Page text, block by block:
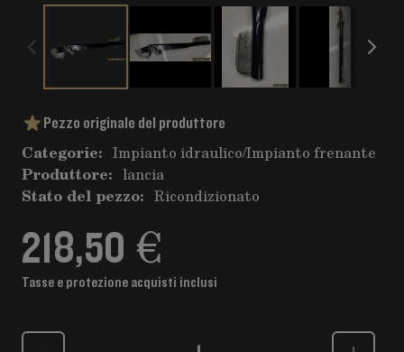
Pezzo originale del produttore
Categorie: Impianto idraulico/Impianto frenante
Produttore: lancia
Stato del pezzo: Ricondizionato
218,50 €
Tasse e protezione acquisti inclusi
Quantità